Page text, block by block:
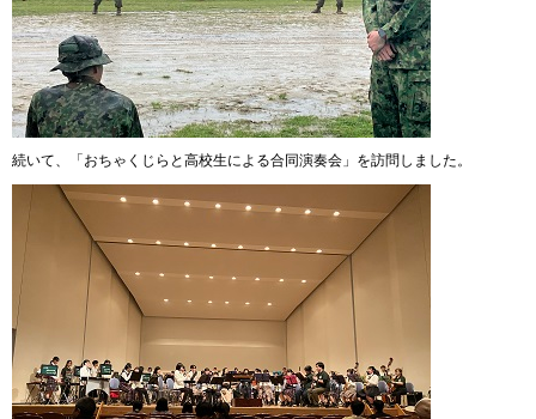
続いて、「おちゃくじらと高校生による合同演奏会」を訪問しました。